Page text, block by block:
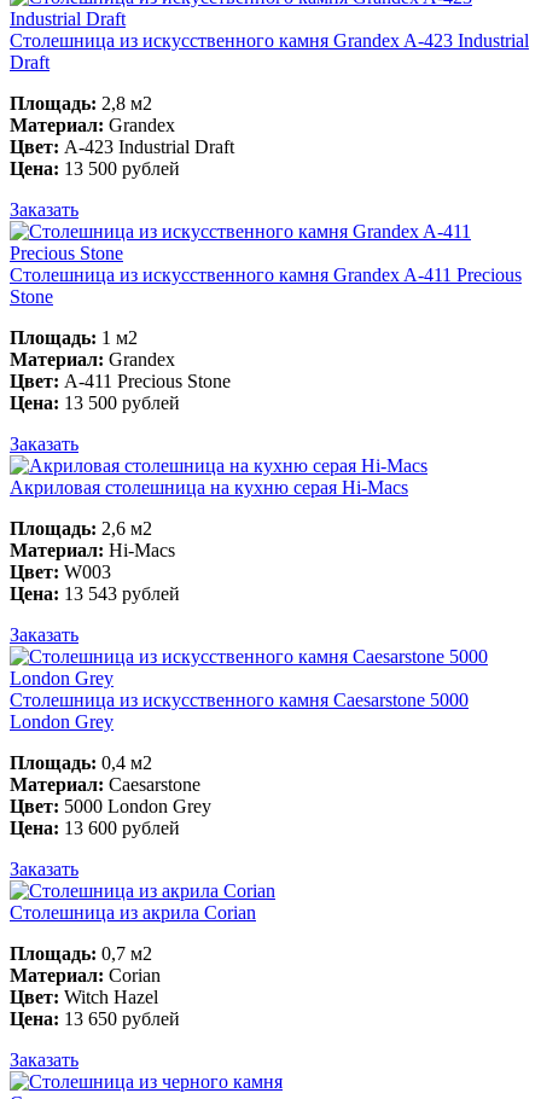
Столешница из искусственного камня Grandex A-423 Industrial
Draft
Площадь: 2,8 м2
Материал: Grandex
Цвет: A-423 Industrial Draft
Цена: 13 500 рублей
Заказать
Столешница из искусственного камня Grandex A-411 Precious
Stone
Площадь: 1 м2
Материал: Grandex
Цвет: A-411 Precious Stone
Цена: 13 500 рублей
Заказать
Акриловая столешница на кухню серая Hi-Macs
Площадь: 2,6 м2
Материал: Hi-Macs
Цвет: W003
Цена: 13 543 рублей
Заказать
Столешница из искусственного камня Caesarstone 5000
London Grey
Площадь: 0,4 м2
Материал: Caesarstone
Цвет: 5000 London Grey
Цена: 13 600 рублей
Заказать
Столешница из акрила Corian
Площадь: 0,7 м2
Материал: Corian
Цвет: Witch Hazel
Цена: 13 650 рублей
Заказать